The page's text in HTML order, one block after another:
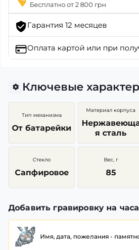
Бесплатно от 2 800 грн
Гарантия 12 месяцев
Оплата картой или при
Ключевые
Тип механизма
От батарейки
Материал корпуса
я сталь
Стекло
Сапфировое
Вес, г
85
Добавить гравировку на
Имя, дата, пожелания -